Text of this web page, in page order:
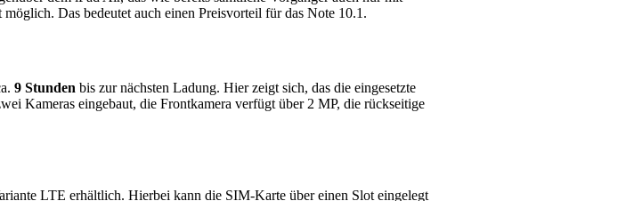
Das bedeutet auch einen Preisvorteil für das Note 10.1.
9 Stunden bis zur nächsten Ladung. Hier zeigt sich, das die eingesetzte
Kameras eingebaut, die Frontkamera verfügt über 2 MP, die rückseitige
LTE erhältlich. Hierbei kann die SIM-Karte über einen Slot eingelegt